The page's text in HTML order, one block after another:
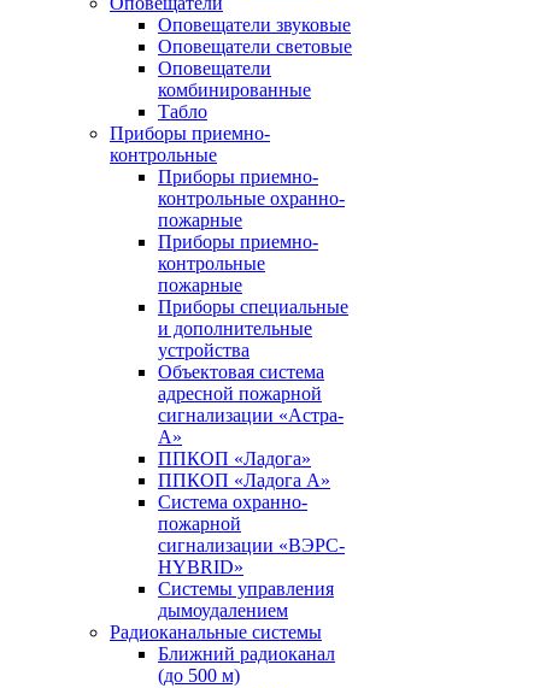
Оповещатели звуковые
Оповещатели световые
Оповещатели
комбинированные
Табло
Приборы приемно-
контрольные
Приборы приемно-
контрольные охранно-
пожарные
Приборы приемно-
контрольные
пожарные
Приборы специальные
и дополнительные
устройства
Объектовая система
адресной пожарной
сигнализации «Астра-
А»
ППКОП «Ладога»
ППКОП «Ладога А»
Система охранно-
пожарной
сигнализации «ВЭРС-
HYBRID»
Системы управления
дымоудалением
Радиоканальные системы
Ближний радиоканал
(до 500 м)